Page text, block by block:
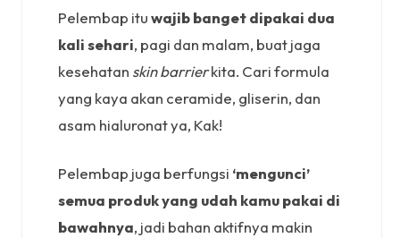
Pelembap ituwajib banget dipakai dua
kali sehari, pagi dan malam, buat jaga
kesehatan skin barrierkita. Cari formula
yang kaya akan ceramide, gliserin, dan
asam hialuronat ya, Kak!
Pelembap juga berfungsi ‘mengunci’
semua produk yang udah kamu pakai di
bawahnya, jadi bahan aktifnya makin